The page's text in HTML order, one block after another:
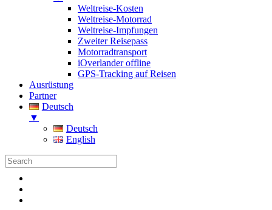
Weltreise-Kosten
Weltreise-Motorrad
Weltreise-Impfungen
Zweiter Reisepass
Motorradtransport
iOverlander offline
GPS-Tracking auf Reisen
Ausrüstung
Partner
Deutsch
▼
Deutsch
English